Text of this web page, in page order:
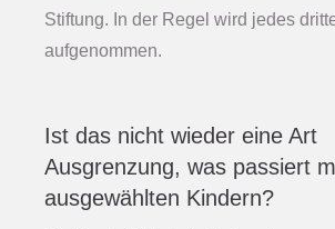
Stiftung. In der Regel wird jedes
aufgenommen.
Ist das nicht wieder eine Art
Ausgrenzung, was passiert
ausgewählten Kindern?